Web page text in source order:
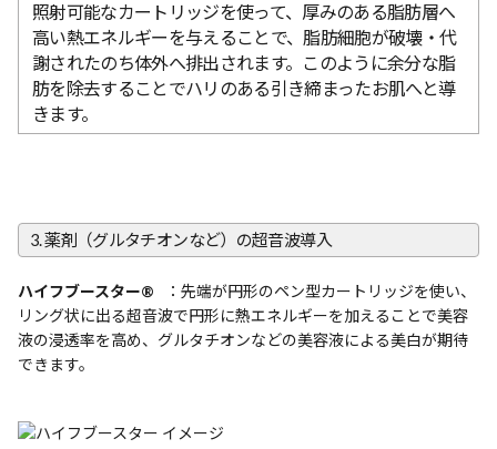
照射可能なカートリッジを使って、厚みのある脂肪層へ
高い熱エネルギーを与えることで、脂肪細胞が破壊・代
謝されたのち体外へ排出されます。このように余分な脂
肪を除去することでハリのある引き締まったお肌へと導
きます。
3. 薬剤（グルタチオンなど）の超音波導入
ハイフブースター®
：先端が円形のペン型カートリッジを使い、
リング状に出る超音波で円形に熱エネルギーを加えることで美容
液の浸透率を高め、グルタチオンなどの美容液による美白が期待
できます。